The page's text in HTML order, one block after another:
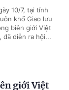
10/7, tại tỉnh
khổ Giao lưu
biên giới Việt
đã diễn ra hội...
giới Việt